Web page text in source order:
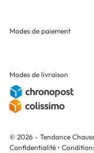
Modes de paiement
Modes de livraison
© 2026 - Tendance
Confidentialité •